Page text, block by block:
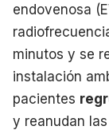
endovenosa
minutos y se
instalación
pacientes
y reanudan